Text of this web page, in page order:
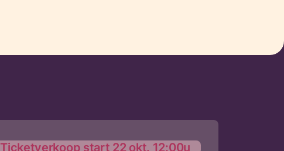
Ticketverkoop start 22 okt. 12:00u